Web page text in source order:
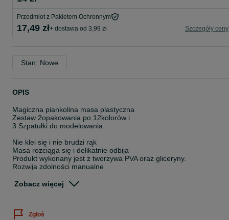
Przedmiot z Pakietem Ochronnym
17,49 zł+ dostawa od 3,99 zł Szczegóły ceny
Stan: Nowe
OPIS
Magiczna piankolina masa plastyczna
Zestaw 2opakowania po 12kolorów i
3 Szpatułki do modelowania
Nie klei się i nie brudzi rąk
Masa rozciąga się i delikatnie odbija
Produkt wykonany jest z tworzywa PVA oraz gliceryny.
Rozwija zdolności manualne
Wysoka jakość wykonania
Zobacz więcej
Zgłoś